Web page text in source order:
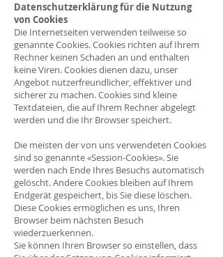
Datenschutzerklärung für die Nutzung
von Cookies
Die Internetseiten verwenden teilweise so
genannte Cookies. Cookies richten auf Ihrem
Rechner keinen Schaden an und enthalten
keine Viren. Cookies dienen dazu, unser
Angebot nutzerfreundlicher, effektiver und
sicherer zu machen. Cookies sind kleine
Textdateien, die auf Ihrem Rechner abgelegt
werden und die Ihr Browser speichert.
Die meisten der von uns verwendeten Cookies
sind so genannte «Session-Cookies». Sie
werden nach Ende Ihres Besuchs automatisch
gelöscht. Andere Cookies bleiben auf Ihrem
Endgerät gespeichert, bis Sie diese löschen.
Diese Cookies ermöglichen es uns, Ihren
Browser beim nächsten Besuch
wiederzuerkennen.
Sie können Ihren Browser so einstellen, dass